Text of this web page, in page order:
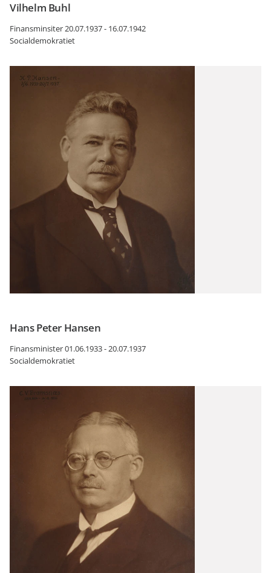
Vilhelm Buhl
Finansminsiter 20.07.1937 - 16.07.1942
Socialdemokratiet
Hans Peter Hansen
Finansminister 01.06.1933 - 20.07.1937
Socialdemokratiet